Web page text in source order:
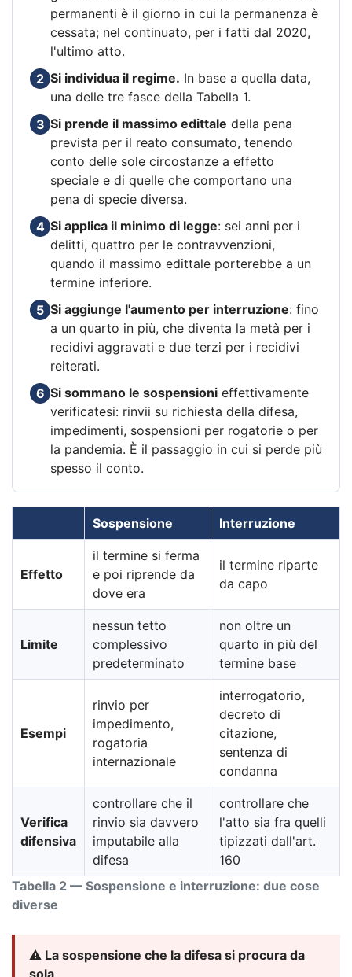
permanenti è il giorno in cui la permanenza è
cessata; nel continuato, per i fatti dal 2020,
l'ultimo atto.
2 Si individua il regime. In base a quella data,
una delle tre fasce della Tabella 1.
3 Si prende il massimo edittale della pena
prevista per il reato consumato, tenendo
conto delle sole circostanze a effetto
speciale e di quelle che comportano una
pena di specie diversa.
4 Si applica il minimo di legge: sei anni per i
delitti, quattro per le contravvenzioni,
quando il massimo edittale porterebbe a un
termine inferiore.
5 Si aggiunge l'aumento per interruzione: fino
a un quarto in più, che diventa la metà per i
recidivi aggravati e due terzi per i recidivi
reiterati.
6 Si sommano le sospensioni effettivamente
verificatesi: rinvii su richiesta della difesa,
impedimenti, sospensioni per rogatorie o per
la pandemia. È il passaggio in cui si perde più
spesso il conto.
Tabella 2 — Sospensione e interruzione: due cose
diverse
Sospensione Interruzione
Effetto
il termine si ferma
e poi riprende da
dove era
il termine riparte
da capo
Limite
nessun tetto
complessivo
predeterminato
non oltre un
quarto in più del
termine base
Esempi
rinvio per
impedimento,
rogatoria
internazionale
interrogatorio,
decreto di
citazione,
sentenza di
condanna
Verifica
difensiva
controllare che il
rinvio sia davvero
imputabile alla
difesa
controllare che
l'atto sia fra quelli
tipizzati dall'art.
160
⚠️ La sospensione che la difesa si procura da
sola